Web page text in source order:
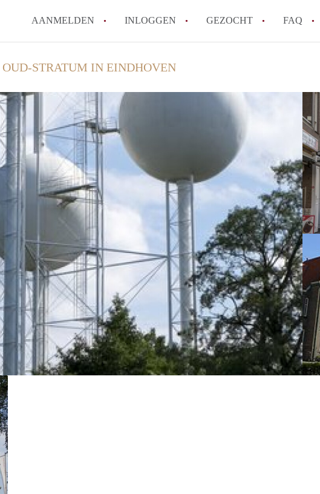
AANMELDEN INLOGGEN GEZOCHT FAQ
Wat is HuurwoningenEindhoven?
Hoeveel kost het om te reageren op een
Wat is de privacyverklaring van
Berekent HuurwoningenEindhoven
makelaarsvergoeding/
Alle veelgestelde vragen
OUD-STRATUM IN EINDHOVEN